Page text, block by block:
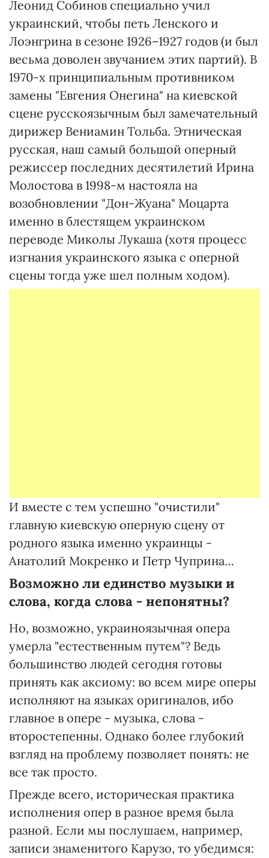
Леонид Собинов специально учил
украинский, чтобы петь Ленского и
Лоэнгрина в сезоне 1926–1927 годов (и был
весьма доволен звучанием этих партий). В
1970-х принципиальным противником
замены "Евгения Онегина" на киевской
сцене русскоязычным был замечательный
дирижер Вениамин Тольба. Этническая
русская, наш самый большой оперный
режиссер последних десятилетий Ирина
Молостова в 1998-м настояла на
возобновлении "Дон-Жуана" Моцарта
именно в блестящем украинском
переводе Миколы Лукаша (хотя процесс
изгнания украинского языка с оперной
сцены тогда уже шел полным ходом).
И вместе с тем успешно "очистили"
главную киевскую оперную сцену от
родного языка именно украинцы -
Анатолий Мокренко и Петр Чуприна…
Возможно ли единство музыки и
слова, когда слова - непонятны?
Но, возможно, украиноязычная опера
умерла "естественным путем"? Ведь
большинство людей сегодня готовы
принять как аксиому: во всем мире оперы
исполняют на языках оригиналов, ибо
главное в опере - музыка, слова -
второстепенны. Однако более глубокий
взгляд на проблему позволяет понять: не
все так просто.
Прежде всего, историческая практика
исполнения опер в разное время была
разной. Если мы послушаем, например,
записи знаменитого Карузо, то убедимся: